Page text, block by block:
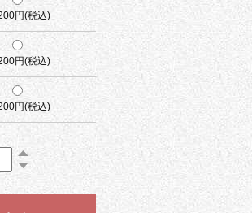
円(税込)
円(税込)
円(税込)